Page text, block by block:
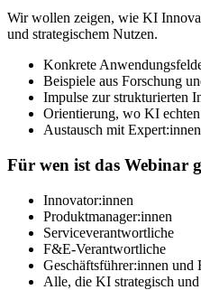
Wir wollen zeigen, wie KI
und strategischem Nutzen.
Konkrete
Beispiele aus Forschung
Impulse zur strukturierten
Orientierung, wo KI
Austausch mit
Für wen ist das Webinar
Innovator:innen
Produktmanager:innen
Serviceverantwortliche
F&E-Verantwortliche
Geschäftsführer:innen und
Alle, die KI strategisch